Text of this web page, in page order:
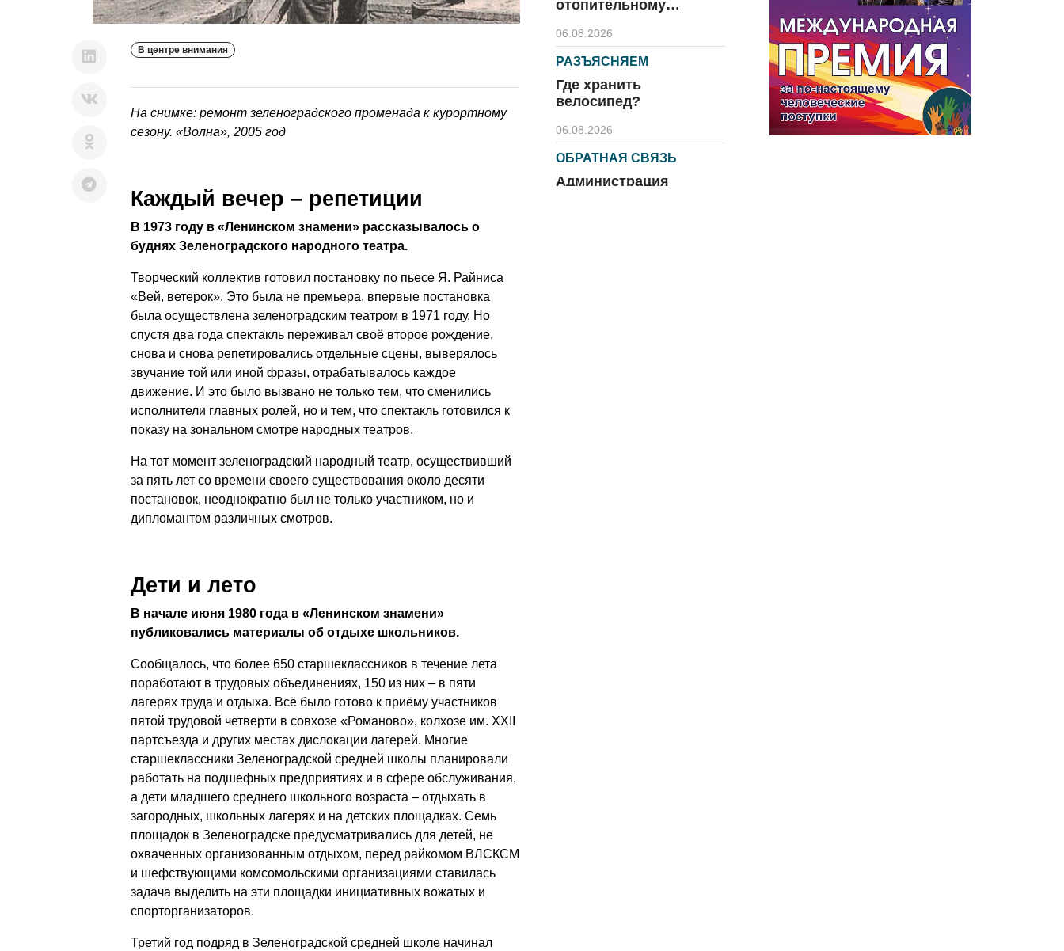
В центре внимания
На снимке: ремонт зеленоградского променада к курортному
сезону. «Волна», 2005 год
Каждый вечер – репетиции
В 1973 году в «Ленинском знамени» рассказывалось о
буднях Зеленоградского народного театра.
Творческий коллектив готовил постановку по пьесе Я. Райниса
«Вей, ветерок». Это была не премьера, впервые постановка
была осуществлена зеленоградским театром в 1971 году. Но
спустя два года спектакль переживал своё второе рождение,
снова и снова репетировались отдельные сцены, выверялось
звучание той или иной фразы, отрабатывалось каждое
движение. И это было вызвано не только тем, что сменились
исполнители главных ролей, но и тем, что спектакль готовился к
показу на зональном смотре народных театров.
На тот момент зеленоградский народный театр, осуществивший
за пять лет со времени своего существования около десяти
постановок, неоднократно был не только участником, но и
дипломантом различных смотров.
Дети и лето
В начале июня 1980 года в «Ленинском знамени»
публиковались материалы об отдыхе школьников.
Сообщалось, что более 650 старшеклассников в течение лета
поработают в трудовых объединениях, 150 из них – в пяти
лагерях труда и отдыха. Всё было готово к приёму участников
пятой трудовой четверти в совхозе «Романово», колхозе им. ХХII
партсъезда и других местах дислокации лагерей. Многие
старшеклассники Зеленоградской средней школы планировали
работать на подшефных предприятиях и в сфере обслуживания,
а дети младшего среднего школьного возраста – отдыхать в
загородных, школьных лагерях и на детских площадках. Семь
площадок в Зеленоградске предусматривались для детей, не
охваченных организованным отдыхом, перед райкомом ВЛСКСМ
и шефствующими комсомольскими организациями ставилась
задача выделить на эти площадки инициативных вожатых и
спорторганизаторов.
Третий год подряд в Зеленоградской средней школе начинал
отопительному
06.08.2026
РАЗЪЯСНЯЕМ
Где хранить
велосипед?
06.08.2026
ОБРАТНАЯ СВЯЗЬ
Администрация